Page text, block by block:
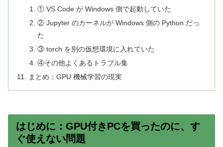
① VS Code が Windows 側で起動していた
② Jupyter のカーネルが Windows 側の Python だっ
た
③ torch を別の仮想環境に入れていた
④その他よくあるトラブル集
まとめ：GPU 機械学習の現実
はじめに：GPU付きPCを買ったのに、す
ぐ使えない問題